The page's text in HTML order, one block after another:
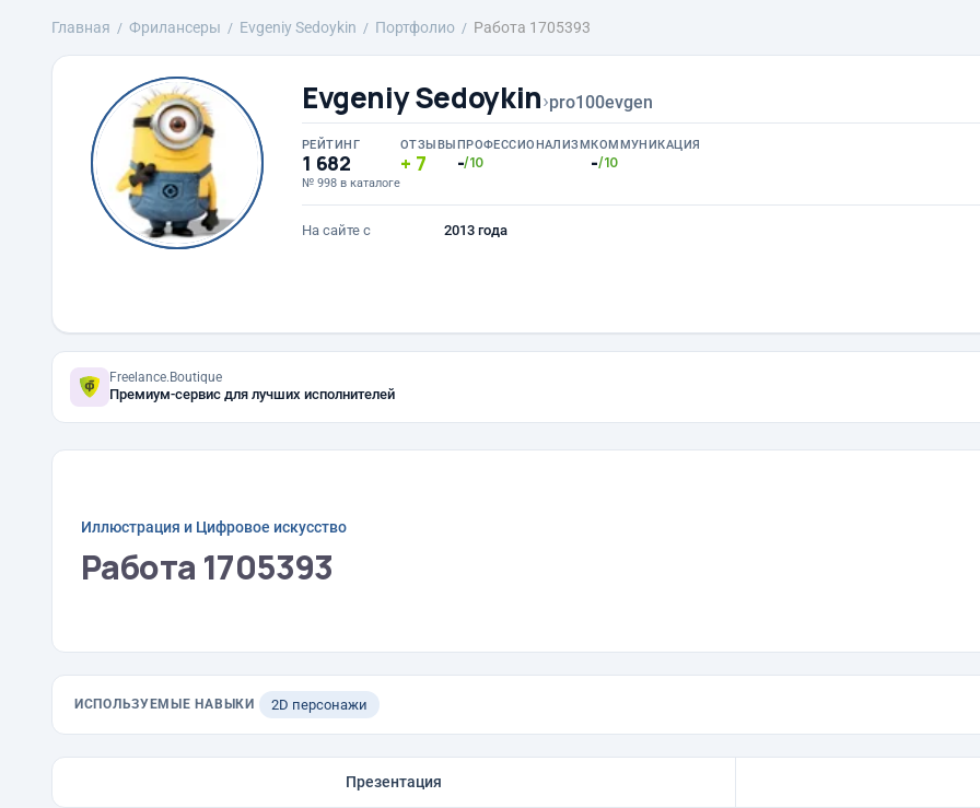
Главная Фрилансеры Evgeniy Sedoykin Портфолио Работа 1705393
Evgeniy Sedoykin›pro100evgen
РЕЙТИНГ
1 682
№ 998 в каталоге
ОТЗЫВЫ
7
ПРОФЕССИОНАЛИЗМ
-/10
КОММУНИКАЦИЯ
-/10
На сайте с 2013 года
Freelance.Boutique
Премиум-сервис для лучших исполнителей
Иллюстрация и Цифровое искусство
Работа 1705393
ИСПОЛЬЗУЕМЫЕ НАВЫКИ 2D персонажи
Презентация